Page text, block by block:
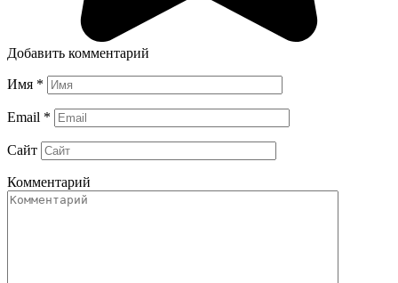
Добавить комментарий
Имя *
Email *
Сайт
Комментарий